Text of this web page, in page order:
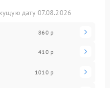
дату 07.08.2026
860 р
410 р
1010 р